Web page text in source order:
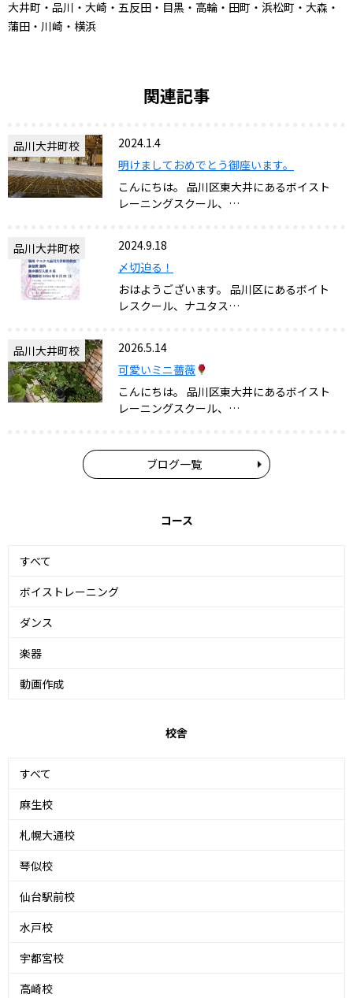
大井町・品川・大崎・五反田・目黒・高輪・田町・浜松町・大森・
蒲田・川崎・横浜
関連記事
品川大井町校
2024.1.4
明けましておめでとう御座います。
こんにちは。 品川区東大井にあるボイスト
レーニングスクール、…
品川大井町校
2024.9.18
〆切迫る！
おはようございます。 品川区にあるボイト
レスクール、ナユタス…
品川大井町校
2026.5.14
可愛いミニ薔薇
こんにちは。 品川区東大井にあるボイスト
レーニングスクール、…
ブログ一覧
コース
すべて
ボイストレーニング
ダンス
楽器
動画作成
校舎
すべて
麻生校
札幌大通校
琴似校
仙台駅前校
水戸校
宇都宮校
高崎校